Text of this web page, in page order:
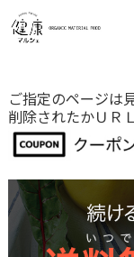
ご指定のページは
削除されたかＵＲ